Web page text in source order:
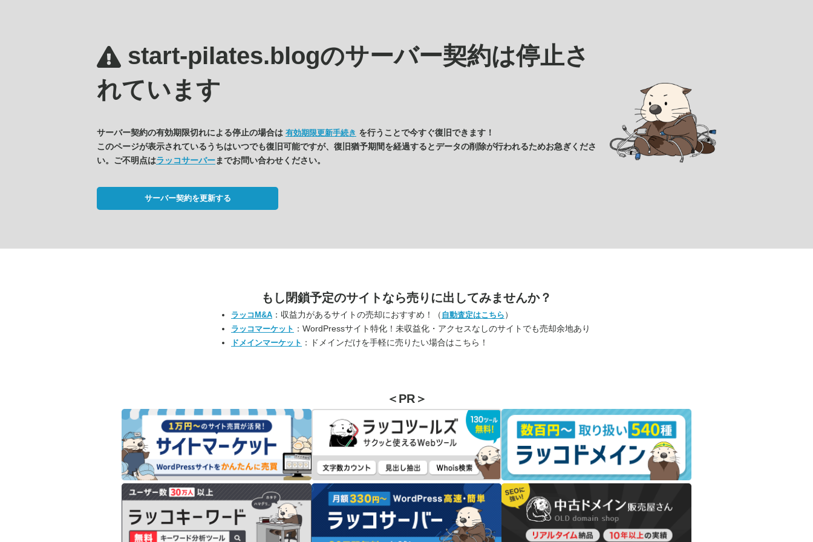
start-pilates.blogのサーバー契約は停止さ
れています
サーバー契約の有効期限切れによる停止の場合は 有効期限更新手続き を行うことで今すぐ復旧できます！
このページが表示されているうちはいつでも復旧可能ですが、復旧猶予期間を経過するとデータの削除が行われるためお急ぎくださ
い。ご不明点はラッコサーバーまでお問い合わせください。
サーバー契約を更新する
もし閉鎖予定のサイトなら売りに出してみませんか？
ラッコM&A ：収益力があるサイトの売却におすすめ！（ 自動査定はこちら ）
ラッコマーケット ：WordPressサイト特化！未収益化・アクセスなしのサイトでも売却余地あり
ドメインマーケット ：ドメインだけを手軽に売りたい場合はこちら！
＜PR＞